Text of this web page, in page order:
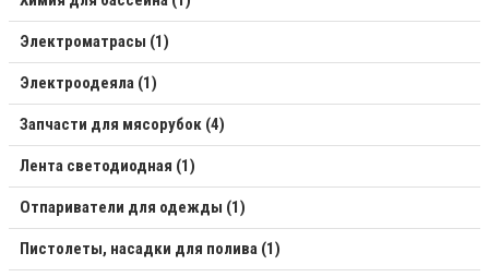
Электроматрасы (1)
Электроодеяла (1)
Запчасти для мясорубок (4)
Лента светодиодная (1)
Отпариватели для одежды (1)
Пистолеты, насадки для полива (1)